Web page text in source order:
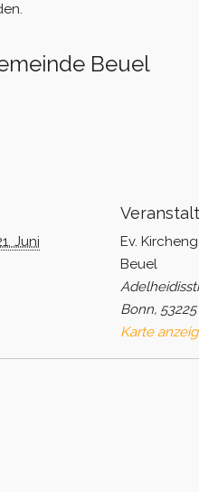
Beuel
Juni
Ev.
Beuel
Bonn, 53225
Karte